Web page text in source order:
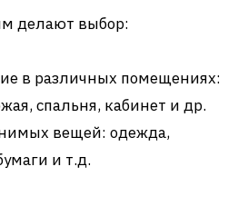
делают выбор:
в различных помещениях:
спальня, кабинет и др.
вещей: одежда,
и т.д.